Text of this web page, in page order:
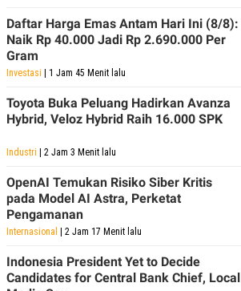
PRIVACY
POLICY
Daftar Harga Emas Antam Hari Ini (8/8):
Naik Rp 40.000 Jadi Rp 2.690.000 Per
Gram
Investasi | 1 Jam 45 Menit lalu
Toyota Buka Peluang Hadirkan Avanza
Hybrid, Veloz Hybrid Raih 16.000 SPK
Industri | 2 Jam 3 Menit lalu
OpenAI Temukan Risiko Siber Kritis
pada Model AI Astra, Perketat
Pengamanan
Internasional | 2 Jam 17 Menit lalu
Indonesia President Yet to Decide
Candidates for Central Bank Chief, Local